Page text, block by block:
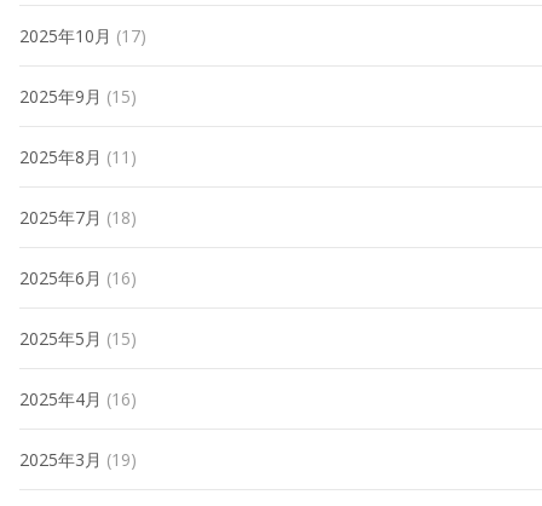
2025年10月 (17)
2025年9月 (15)
2025年8月 (11)
2025年7月 (18)
2025年6月 (16)
2025年5月 (15)
2025年4月 (16)
2025年3月 (19)